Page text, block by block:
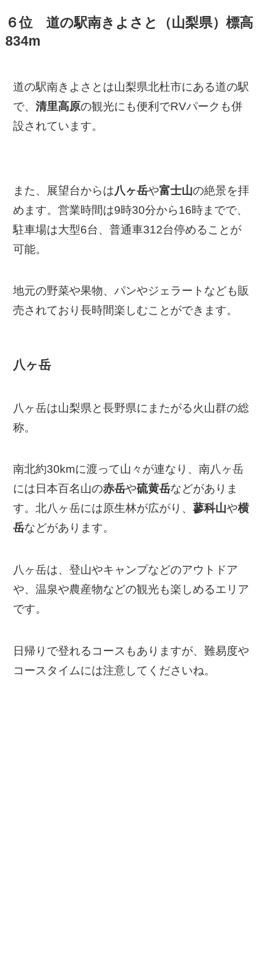
６位 道の駅南きよさと（山梨県）標高
834m
道の駅南きよさとは山梨県北杜市にある道の駅
で、清里高原の観光にも便利でRVパークも併
設されています。
また、展望台からは八ヶ岳や富士山の絶景を拝
めます。営業時間は9時30分から16時までで、
駐車場は大型6台、普通車312台停めることが
可能。
地元の野菜や果物、パンやジェラートなども販
売されており長時間楽しむことができます。
八ヶ岳
八ヶ岳は山梨県と長野県にまたがる火山群の総
称。
南北約30kmに渡って山々が連なり、南八ヶ岳
には日本百名山の赤岳や硫黄岳などがありま
す。北八ヶ岳には原生林が広がり、蓼科山や横
岳などがあります。
八ヶ岳は、登山やキャンプなどのアウトドア
や、温泉や農産物などの観光も楽しめるエリア
です。
日帰りで登れるコースもありますが、難易度や
コースタイムには注意してくださいね。